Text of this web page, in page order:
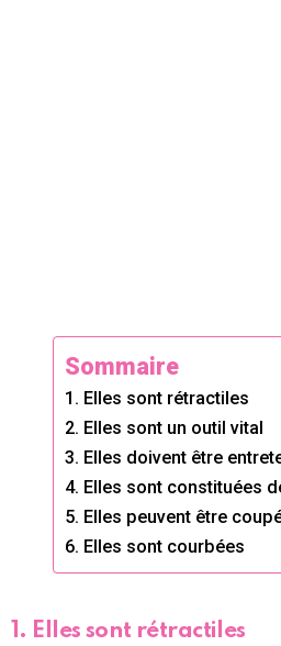
Sommaire
1. Elles sont rétractiles
2. Elles sont un outil vital
3. Elles doivent être
4. Elles sont constituées
5. Elles peuvent être
6. Elles sont courbées
1. Elles sont rétractiles